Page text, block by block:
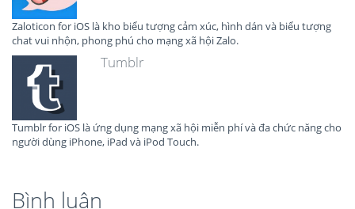
Zaloticon for iOS là kho biểu tượng cảm xúc, hình dán và biểu tượng
chat vui nhộn, phong phú cho mạng xã hội Zalo.
Tumblr
Tumblr for iOS là ứng dụng mạng xã hội miễn phí và đa chức năng cho
người dùng iPhone, iPad và iPod Touch.
Bình luận